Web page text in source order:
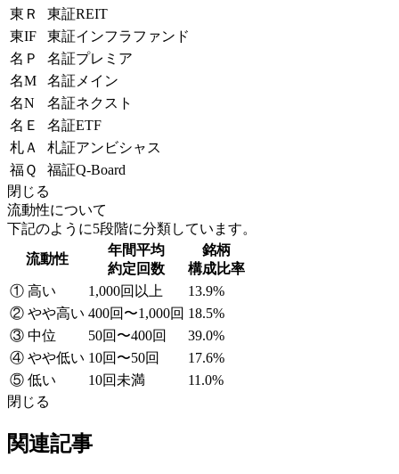
東Ｒ
東証REIT
東IF
東証インフラファンド
名Ｐ
名証プレミア
名M
名証メイン
名N
名証ネクスト
名Ｅ
名証ETF
札Ａ
札証アンビシャス
福Ｑ
福証Q-Board
閉じる
流動性について
下記のように5段階に分類しています。
流動性
年間平均
約定回数
銘柄
構成比率
① 高い
1,000回以上
13.9%
② やや高い 400回〜1,000回 18.5%
③ 中位
50回〜400回
39.0%
④ やや低い 10回〜50回
17.6%
⑤ 低い
10回未満
11.0%
閉じる
関連記事